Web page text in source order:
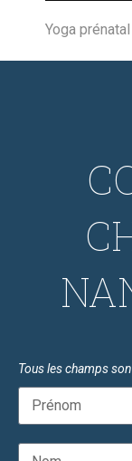
Yoga prénatal
Tous les champs